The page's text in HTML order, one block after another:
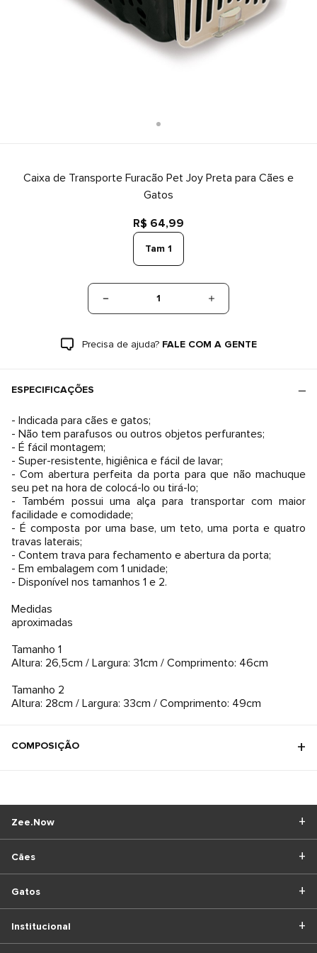
Caixa de Transporte Furacão Pet Joy Preta para Cães e
Gatos
R$ 64,99
Tam 1
1
Precisa de ajuda? FALE COM A GENTE
ESPECIFICAÇÕES
- Indicada para cães e gatos;
- Não tem parafusos ou outros objetos perfurantes;
- É fácil montagem;
- Super-resistente, higiênica e fácil de lavar;
- Com abertura perfeita da porta para que não machuque
seu pet na hora de colocá-lo ou tirá-lo;
- Também possui uma alça para transportar com maior
facilidade e comodidade;
- É composta por uma base, um teto, uma porta e quatro
travas laterais;
- Contem trava para fechamento e abertura da porta;
- Em embalagem com 1 unidade;
- Disponível nos tamanhos 1 e 2.
Medidas
aproximadas
Tamanho 1
Altura: 26,5cm / Largura: 31cm / Comprimento: 46cm
Tamanho 2
Altura: 28cm / Largura: 33cm / Comprimento: 49cm
COMPOSIÇÃO
Cães
Gatos
Zee.Now
Institucional